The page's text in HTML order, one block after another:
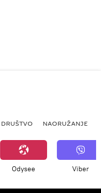
DRUŠTVO NAORUŽANJE
Odysee Viber